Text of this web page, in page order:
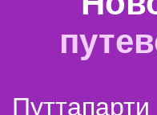
Путтапарти